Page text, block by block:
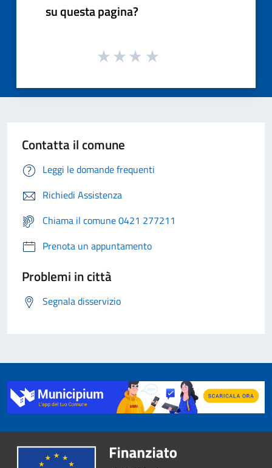
su questa pagina?
Contatta il comune
Leggi le domande frequenti
Richiedi Assistenza
Chiama il comune 0421 277211
Prenota un appuntamento
Problemi in città
Segnala disservizio